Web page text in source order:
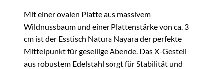
Mit einer ovalen Platte aus massivem
Wildnussbaum und einer Plattenstärke von ca. 3
cm ist der Esstisch Natura Nayara der perfekte
Mittelpunkt für gesellige Abende. Das X-Gestell
aus robustem Edelstahl sorgt für Stabilität und